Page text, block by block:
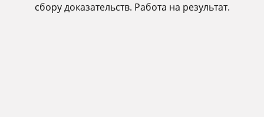
сбору доказательств. Работа на результат.